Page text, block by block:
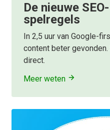
De nieuwe
spelregels
In 2,5 uur van Google-
content beter
direct.
Meer weten